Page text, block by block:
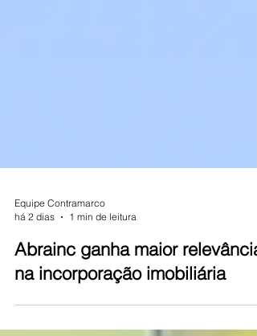
há 2 dias
1 min de leitura
Abrainc ganha maior relevância
na incorporação imobiliária